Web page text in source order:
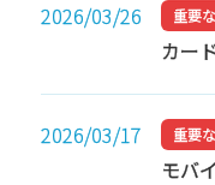
2026/03/26 重要
カー
2026/03/17 重要
モバ